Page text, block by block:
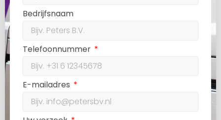
Bedrijfsnaam
Telefoonnummer
E-mailadres